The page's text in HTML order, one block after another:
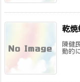
乾焼
陳健
動的